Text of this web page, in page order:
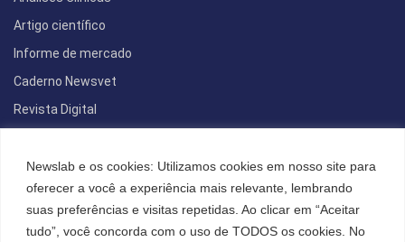
Newslab e os cookies: Utilizamos cookies em nosso site para
oferecer a você a experiência mais relevante, lembrando
suas preferências e visitas repetidas. Ao clicar em “Aceitar
tudo”, você concorda com o uso de TODOS os cookies. No
Artigo científico
Informe de mercado
Caderno Newsvet
Revista Digital
POLÍTICA DE PRIVACIDADE